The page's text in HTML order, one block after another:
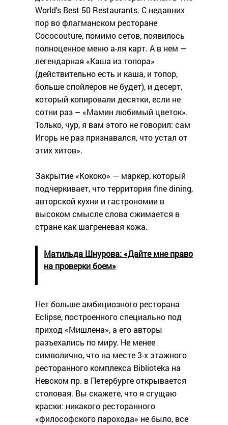
World's Best 50 Restaurants. С недавних
пор во флагманском ресторане
Cococouture, помимо сетов, появилось
полноценное меню а-ля карт. А в нем —
легендарная «Каша из топора»
(действительно есть и каша, и топор,
больше спойлеров не будет), и десерт,
который копировали десятки, если не
сотни раз – «Мамин любимый цветок».
Только, чур, я вам этого не говорил: сам
Игорь не раз признавался, что устал от
этих хитов».
Закрытие «Кококо» — маркер, который
подчеркивает, что территория fine dining,
авторской кухни и гастрономии в
высоком смысле слова сжимается в
стране как шагреневая кожа.
Матильда Шнурова: «Дайте мне право
на проверки боем»
Нет больше амбициозного ресторана
Eclipse, построенного специально под
приход «Мишлена», а его авторы
разъехались по миру. Не менее
символично, что на месте 3-х этажного
ресторанного комплекса Biblioteka на
Невском пр. в Петербурге открывается
столовая. Вы скажете, что я сгущаю
краски: никакого ресторанного
«философского парохода» не было, все